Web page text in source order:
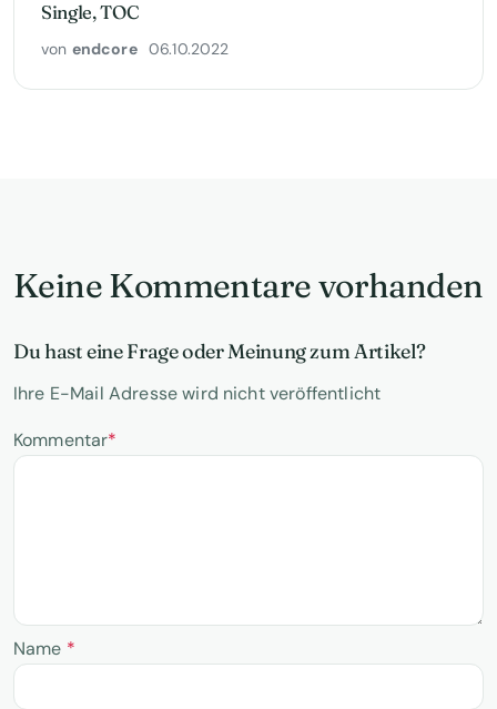
Single, TOC
von endcore 06.10.2022
Keine Kommentare vorhanden
Du hast eine Frage oder Meinung zum Artikel?
Ihre E-Mail Adresse wird nicht veröffentlicht
Kommentar*
Name *